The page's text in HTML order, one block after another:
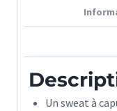
Un sweat à